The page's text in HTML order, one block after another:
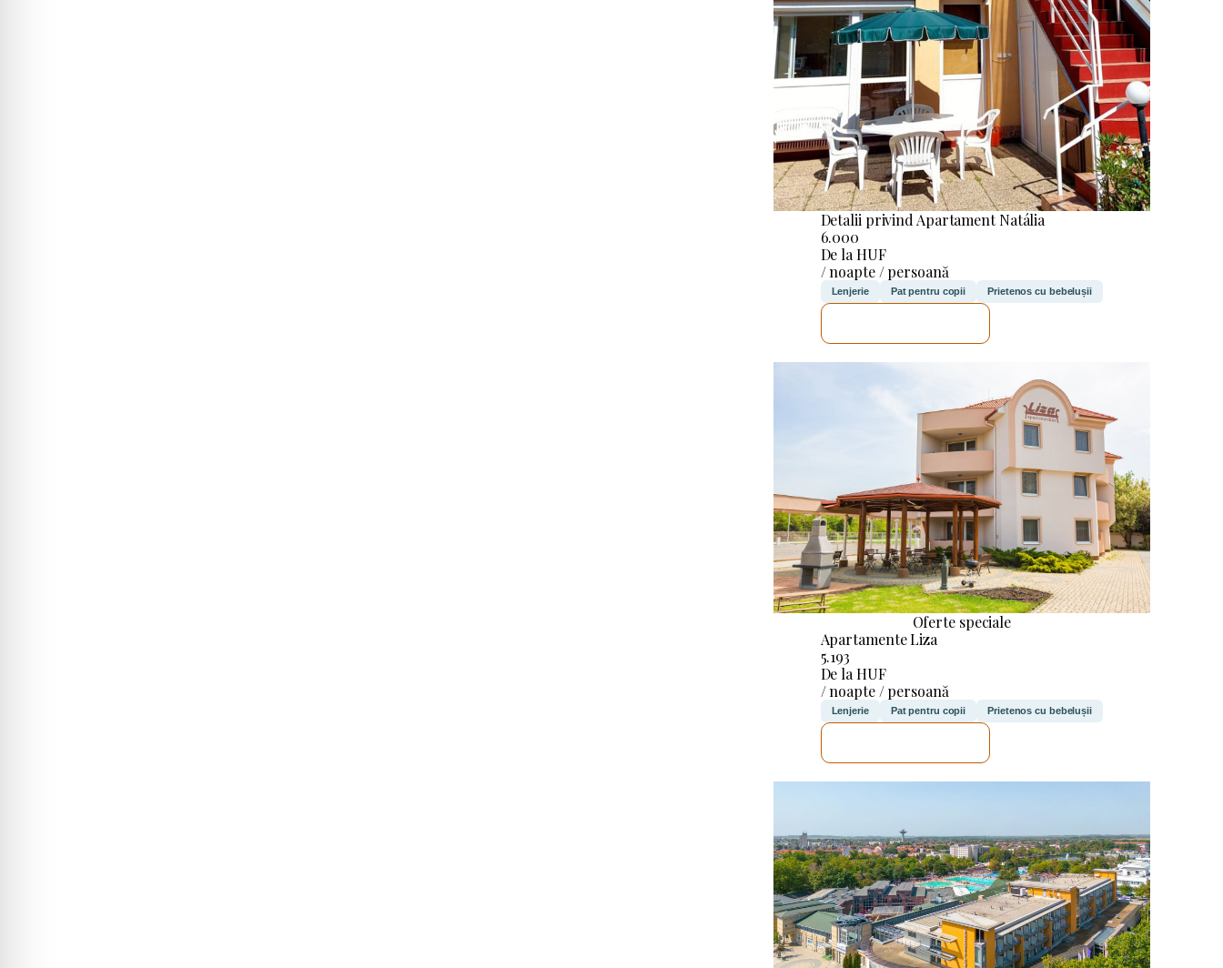
Detalii privind Apartament Natália
6.000
De la HUF
/ noapte / persoană
Lenjerie Pat pentru copii Prietenos cu bebelușii
Oferte speciale
Apartamente Liza
5.193
De la HUF
/ noapte / persoană
Lenjerie Pat pentru copii Prietenos cu bebelușii